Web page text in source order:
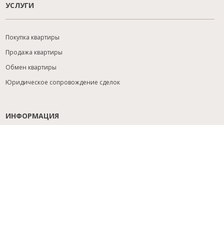
УСЛУГИ
Покупка квартиры
Продажа квартиры
Обмен квартиры
Юридическое сопровождение сделок
ИНФОРМАЦИЯ